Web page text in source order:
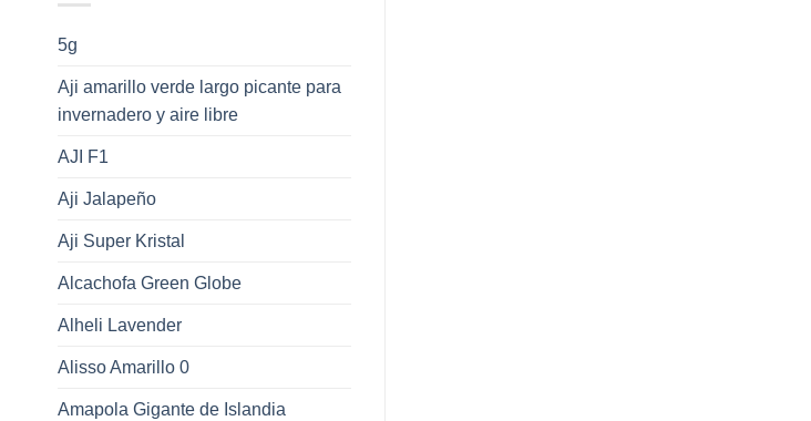
5g
Aji amarillo verde largo picante para
invernadero y aire libre
AJI F1
Aji Jalapeño
Aji Super Kristal
Alcachofa Green Globe
Alheli Lavender
Alisso Amarillo 0
Amapola Gigante de Islandia